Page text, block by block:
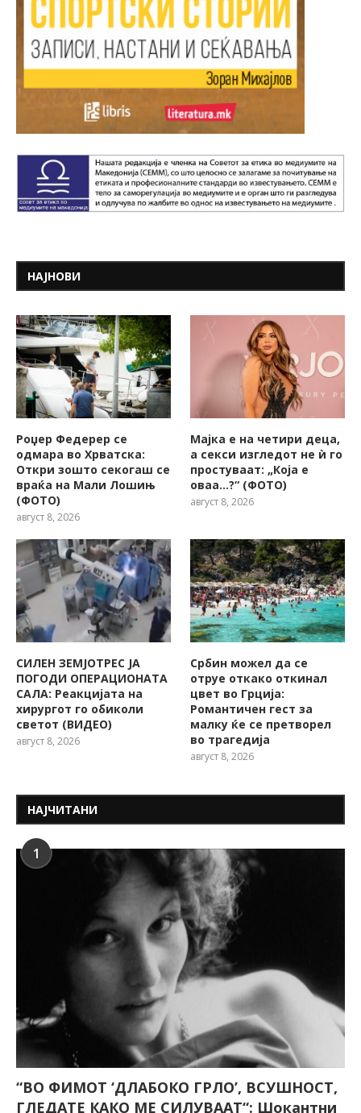
НАЈНОВИ
Роџер Федерер се
одмара во Хрватска:
Откри зошто секогаш се
враќа на Мали Лошињ
(ФОТО)
август 8, 2026
Мајка е на четири деца,
а секси изгледот не ѝ го
простуваат: „Која е
оваа…?“ (ФОТО)
август 8, 2026
СИЛЕН ЗЕМЈОТРЕС ЈА
ПОГОДИ ОПЕРАЦИОНАТА
САЛА: Реакцијата на
хирургот го обиколи
светот (ВИДЕО)
август 8, 2026
Србин можел да се
отруе откако откинал
цвет во Грција:
Романтичен гест за
малку ќе се претворел
во трагедија
август 8, 2026
НАЈЧИТАНИ
1
“ВО ФИМОТ ‘ДЛАБОКО ГРЛО’, ВСУШНОСТ,
ГЛЕДАТЕ КАКО МЕ СИЛУВААТ“: Шокантни